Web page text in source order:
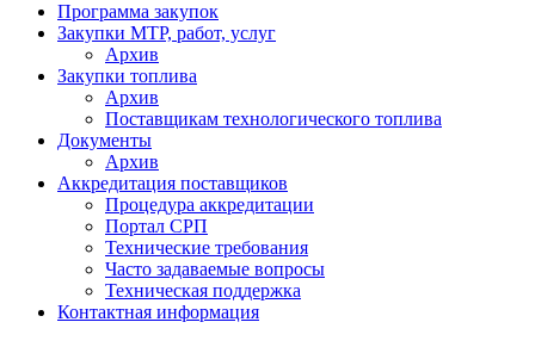
Программа закупок
Закупки МТР, работ, услуг
Архив
Закупки топлива
Архив
Поставщикам технологического топлива
Документы
Архив
Аккредитация поставщиков
Процедура аккредитации
Портал СРП
Технические требования
Часто задаваемые вопросы
Техническая поддержка
Контактная информация